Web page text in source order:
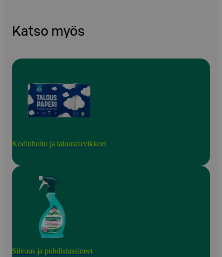
Katso myös
Kodinhoito ja taloustarvikkeet
Siivous ja puhdistusaineet